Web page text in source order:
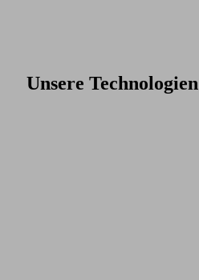
Unsere Technologien